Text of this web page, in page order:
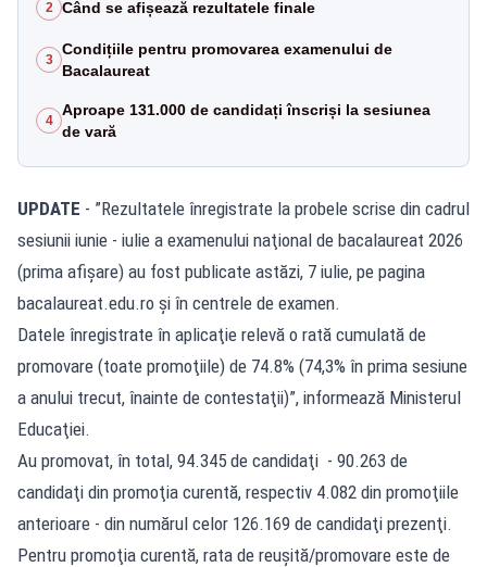
2 Când se afișează rezultatele finale
3
Condițiile pentru promovarea examenului de
Bacalaureat
4
Aproape 131.000 de candidați înscriși la sesiunea
de vară
UPDATE - ”Rezultatele înregistrate la probele scrise din cadrul
sesiunii iunie - iulie a examenului naţional de bacalaureat 2026
(prima afişare) au fost publicate astăzi, 7 iulie, pe pagina
bacalaureat.edu.ro şi în centrele de examen.
Datele înregistrate în aplicaţie relevă o rată cumulată de
promovare (toate promoţiile) de 74.8% (74,3% în prima sesiune
a anului trecut, înainte de contestaţii)”, informează Ministerul
Educaţiei.
Au promovat, în total, 94.345 de candidaţi - 90.263 de
candidaţi din promoţia curentă, respectiv 4.082 din promoţiile
anterioare - din numărul celor 126.169 de candidaţi prezenţi.
Pentru promoţia curentă, rata de reuşită/promovare este de